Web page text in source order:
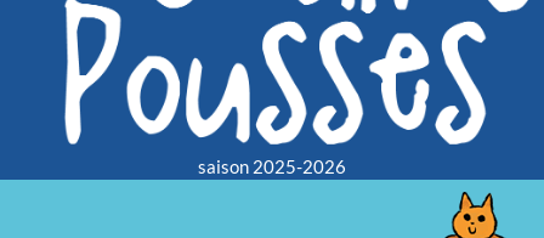
saison 2025-2026